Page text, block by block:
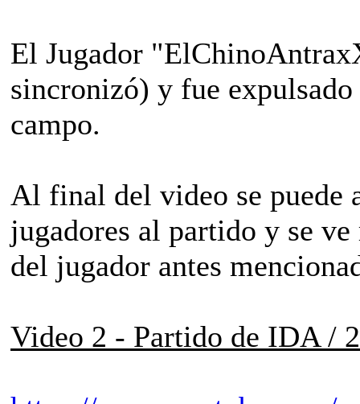
El Jugador
sincronizó) y fue
campo.
Al final del video se puede
jugadores al partido y se
del jugador antes
Video 2 - Partido de IDA /